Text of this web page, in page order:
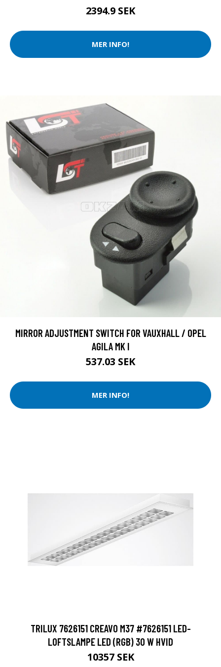
2394.9 SEK
MER INFO!
MIRROR ADJUSTMENT SWITCH FOR VAUXHALL / OPEL
AGILA MK I
537.03 SEK
MER INFO!
TRILUX 7626151 CREAVO M37 #7626151 LED-
LOFTSLAMPE LED (RGB) 30 W HVID
10357 SEK